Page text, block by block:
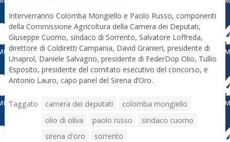
Interverranno Colomba Mongiello e Paolo Russo, componenti
della Commissione Agricoltura della Camera dei Deputati,
Giuseppe Cuomo, sindaco di Sorrento, Salvatore Loffreda,
direttore di Coldiretti Campania, David Granieri, presidente di
Unaprol, Daniele Salvagno, presidente di FederDop Olio, Tullio
Esposito, presidente del comitato esecutivo del concorso, e
Antonio Lauro, capo panel del Sirena d’Oro.
Taggato camera dei deputati
colomba mongiello
olio di oliva
paolo russo
sindaco cuomo
sirena d'oro
sorrento